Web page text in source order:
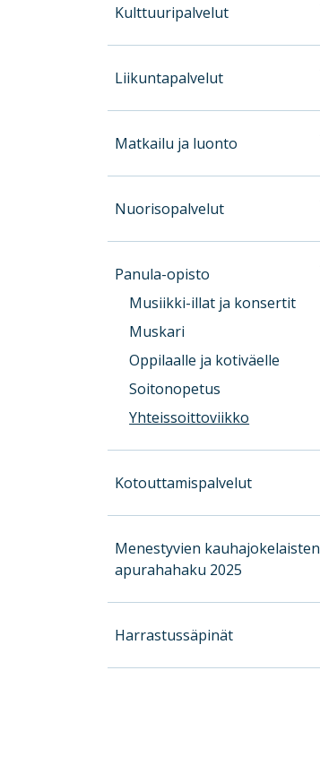
Kulttuuripalvelut
Liikuntapalvelut
Matkailu ja luonto
Nuorisopalvelut
Panula-opisto
Musiikki-illat ja konsertit
Muskari
Oppilaalle ja kotiväelle
Soitonopetus
Yhteissoittoviikko
Kotouttamispalvelut
Menestyvien kauhajokelaisten
apurahahaku 2025
Harrastussäpinät